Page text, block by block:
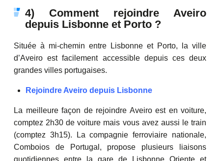
4) Comment rejoindre Aveiro
depuis Lisbonne et Porto ?
Située à mi-chemin entre Lisbonne et Porto, la ville
d’Aveiro est facilement accessible depuis ces deux
grandes villes portugaises.
Rejoindre Aveiro depuis Lisbonne
La meilleure façon de rejoindre Aveiro est en voiture,
comptez 2h30 de voiture mais vous avez aussi le train
(comptez 3h15). La compagnie ferroviaire nationale,
Comboios de Portugal, propose plusieurs liaisons
quotidiennes entre la gare de Lisbonne Oriente et